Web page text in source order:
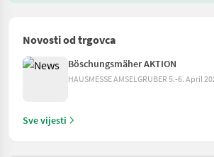
Novosti od trgovca
Böschungsmäher AKTION
HAUSMESSE AMSELGRUBER 5.-6. April
Sve vijesti